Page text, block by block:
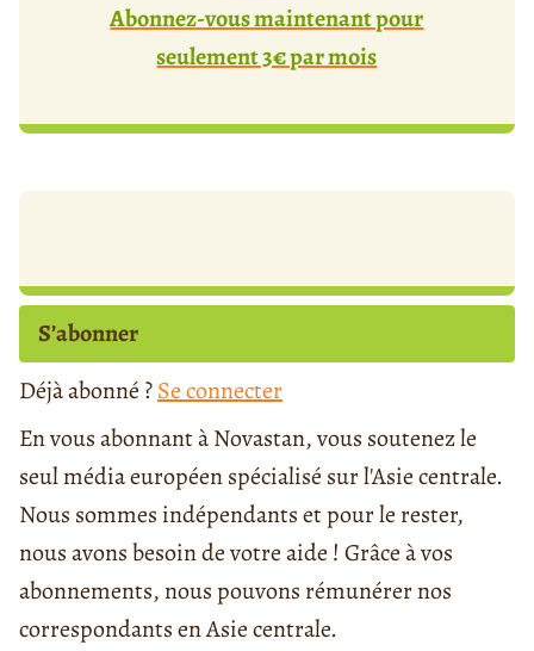
Abonnez-vous maintenant pour
seulement 3€ par mois
S’abonner
Déjà abonné ?Se connecter
En vous abonnant à Novastan, vous soutenez le
seul média européen spécialisé sur l'Asie centrale.
Nous sommes indépendants et pour le rester,
nous avons besoin de votre aide ! Grâce à vos
abonnements, nous pouvons rémunérer nos
correspondants en Asie centrale.